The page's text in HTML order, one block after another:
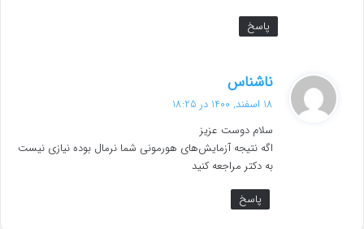
پاسخ
ناشناس
:
18 اسفند, 1400 در 18:25
سلام دوست عزیز
اگه نتیجه آزمایش‌های هورمونی شما نرمال بوده نیازی نیست
به دکتر مراجعه کنید
پاسخ